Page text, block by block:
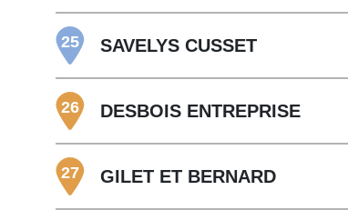
25 SAVELYS CUSSET
26 DESBOIS ENTREPRISE
27 GILET ET BERNARD